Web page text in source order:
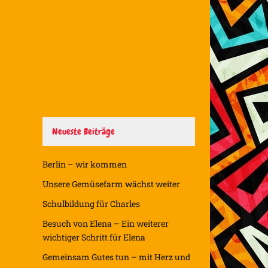
Neueste Beiträge
Berlin – wir kommen
Unsere Gemüsefarm wächst weiter
Schulbildung für Charles
Besuch von Elena – Ein weiterer
wichtiger Schritt für Elena
Gemeinsam Gutes tun – mit Herz und